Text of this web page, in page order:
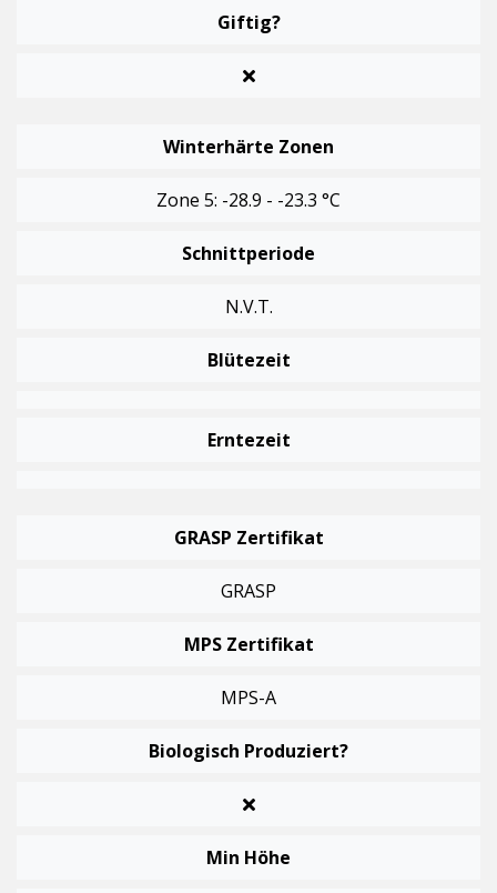
Giftig?
Winterhärte Zonen
Zone 5: -28.9 - -23.3 °C
Schnittperiode
N.v.t.
Blütezeit
Erntezeit
GRASP Zertifikat
GRASP
MPS Zertifikat
MPS-A
Biologisch Produziert?
Min Höhe